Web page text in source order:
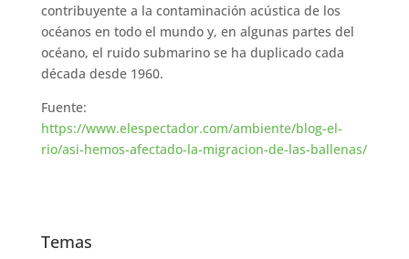
contribuyente a la contaminación acústica de los
océanos en todo el mundo y, en algunas partes del
océano, el ruido submarino se ha duplicado cada
década desde 1960.
Fuente:
https://www.elespectador.com/ambiente/blog-el-
rio/asi-hemos-afectado-la-migracion-de-las-ballenas/
Temas